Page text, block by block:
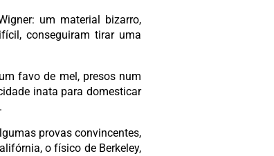
um material bizarro,
conseguiram tirar uma
favo de mel, presos num
inata para domesticar
provas convincentes,
o físico de Berkeley,